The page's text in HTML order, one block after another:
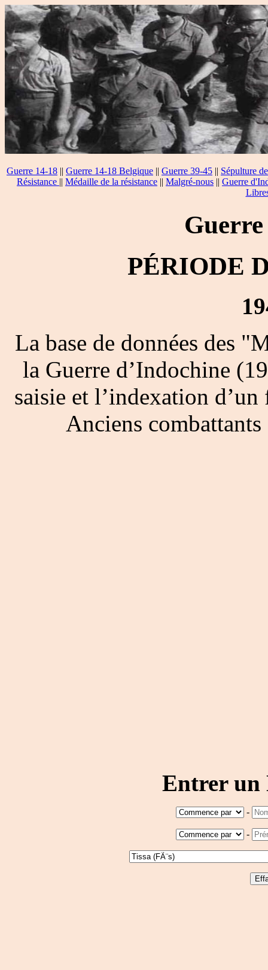
Guerre 14-18 || Guerre 14-18 Belgique || Guerre 39-45 || Sépulture
Résistance || Médaille de la résistance || Malgré-nous || Guerre
PÉRIODE
La base de données des
la Guerre d’Indochine
saisie et l’indexation
Anciens
Entrer un
-
-